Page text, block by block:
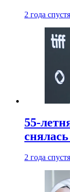
2 года спустя
55-
2 года спустя